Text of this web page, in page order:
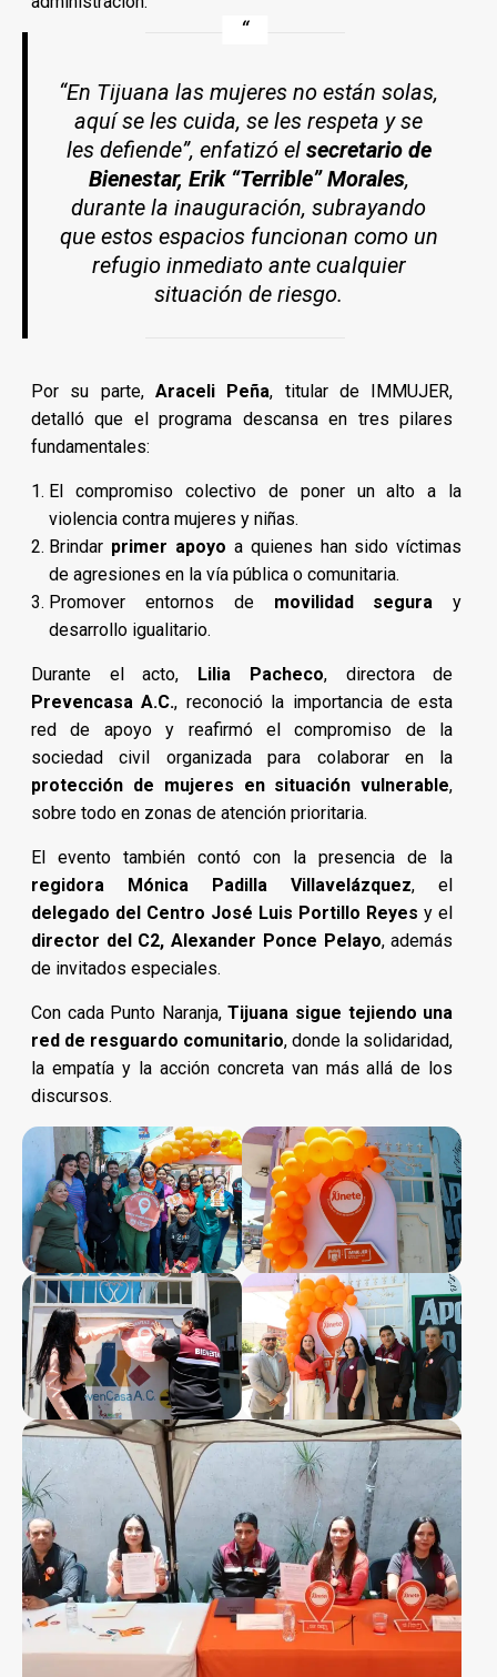
“En Tijuana las mujeres no están solas,
aquí se les cuida, se les respeta y se
les defiende”, enfatizó el secretario de
Bienestar, Erik “Terrible” Morales,
durante la inauguración, subrayando
que estos espacios funcionan como un
refugio inmediato ante cualquier
situación de riesgo.
Por su parte, Araceli Peña, titular de IMMUJER,
detalló que el programa descansa en tres pilares
fundamentales:
El compromiso colectivo de poner un alto a la
violencia contra mujeres y niñas.
Brindar primer apoyo a quienes han sido víctimas
de agresiones en la vía pública o comunitaria.
Promover entornos de movilidad segura y
desarrollo igualitario.
Durante el acto, Lilia Pacheco, directora de
Prevencasa A.C., reconoció la importancia de esta
red de apoyo y reafirmó el compromiso de la
sociedad civil organizada para colaborar en la
protección de mujeres en situación vulnerable,
sobre todo en zonas de atención prioritaria.
El evento también contó con la presencia de la
regidora Mónica Padilla Villavelázquez, el
delegado del Centro José Luis Portillo Reyes y el
director del C2, Alexander Ponce Pelayo, además
de invitados especiales.
Con cada Punto Naranja,Tijuana sigue tejiendo una
red de resguardo comunitario, donde la solidaridad,
la empatía y la acción concreta van más allá de los
discursos.